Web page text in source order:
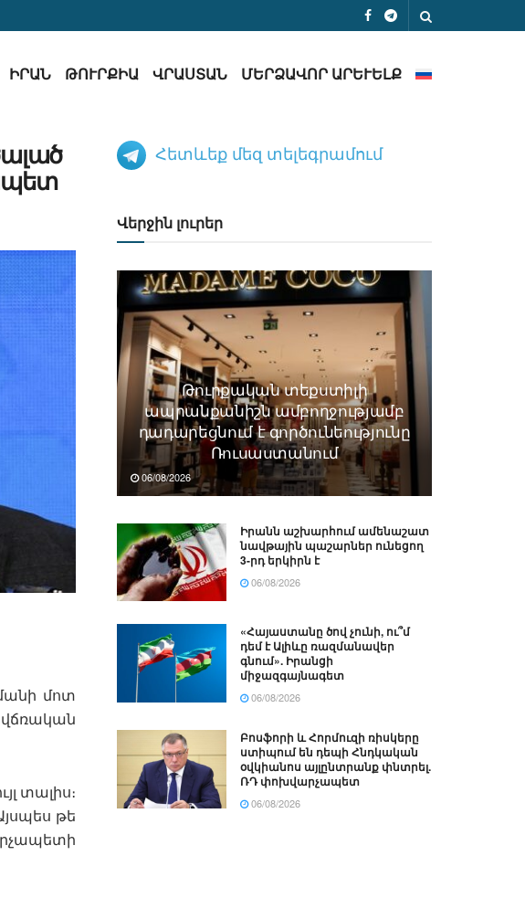
ԻՐԱՆ ԹՈՒՐՔԻԱ ՎՐԱՍՏԱՆ ՄԵՐՁԱՎՈՐ ԱՐԵՒԵԼՔ
մոտ
տալիս։
թե
Հետևեք մեզ տելեգրամում
Վերջին լուրեր
Թուրքական տեքստիլի
ապրանքանիշն ամբողջությամբ
դադարեցնում է գործունեությունը
Ռուսաստանում
06/08/2026
Իրանն աշխարհում ամենաշատ
նավթային պաշարներ ունեցող
3-րդ երկիրն է
06/08/2026
«Հայաստանը ծով չունի, ու՞մ
դեմ է Ալիևը ռազմանավեր
գնում». Իրանցի
միջազգայնագետ
06/08/2026
Բոսֆորի և Հորմուզի ռիսկերը
ստիպում են դեպի Հնդկական
օվկիանոս այլընտրանք փնտրել.
ՌԴ փոխվարչապետ
06/08/2026